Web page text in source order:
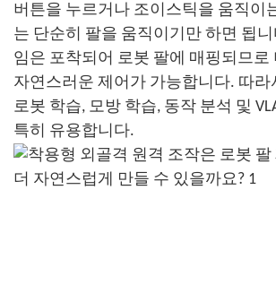
버튼을 누르거나 조이스틱을 움직이
는 단순히 팔을 움직이기만 하면 됩
임은 포착되어 로봇 팔에 매핑되므로
자연스러운 제어가 가능합니다. 따라
로봇 학습, 모방 학습, 동작 분석 및
특히 유용합니다.